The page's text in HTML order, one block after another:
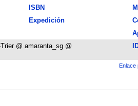
ISBN
Expedición
@ amaranta_sg @
Enlace